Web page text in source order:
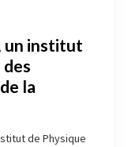
un institut
des
la
de Physique